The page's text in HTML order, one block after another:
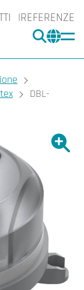
REFERENZE
CERCA
DBL-